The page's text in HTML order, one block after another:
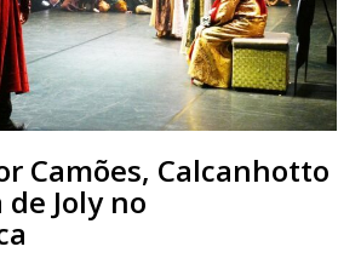
Camões, Calcanhotto
Joly no